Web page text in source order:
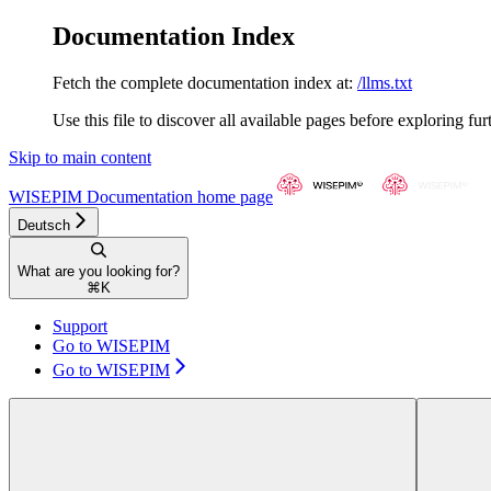
Documentation Index
Fetch the complete documentation index at: /llms.txt
Use this file to discover all available pages before exploring
Skip to main content
WISEPIM Documentation home page
Deutsch
What are you looking for?
⌘ K
Support
Go to WISEPIM
Go to WISEPIM